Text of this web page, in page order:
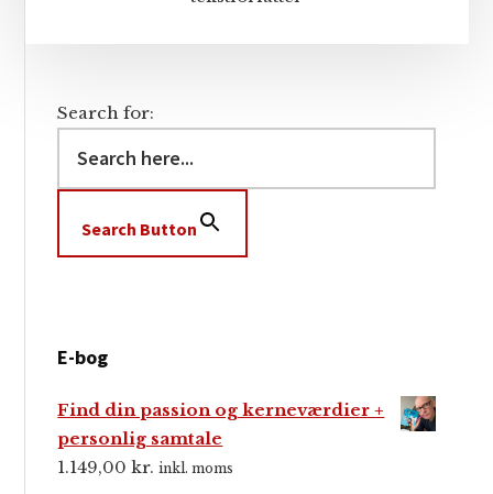
Search for:
Search Button
E-bog
Find din passion og kerneværdier +
personlig samtale
1.149,00kr. inkl. moms